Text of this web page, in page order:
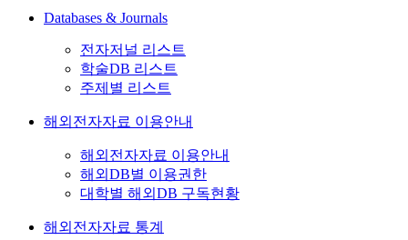
Databases & Journals
전자저널 리스트
학술DB 리스트
주제별 리스트
해외전자자료 이용안내
해외전자자료 이용안내
해외DB별 이용권한
대학별 해외DB 구독현황
해외전자자료 통계